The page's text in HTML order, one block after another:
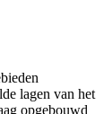
lagen van het
opgebouwd